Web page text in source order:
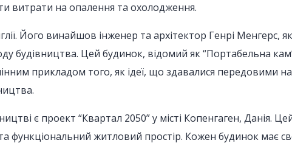
витрати на опалення та охолодження.
Його винайшов інженер та архітектор Генрі Менгерс,
будівництва. Цей будинок, відомий як “Портабельна
прикладом того, як ідеї, що здавалися передовими
є проект “Квартал 2050” у місті Копенгаген, Данія.
функціональний житловий простір. Кожен будинок має